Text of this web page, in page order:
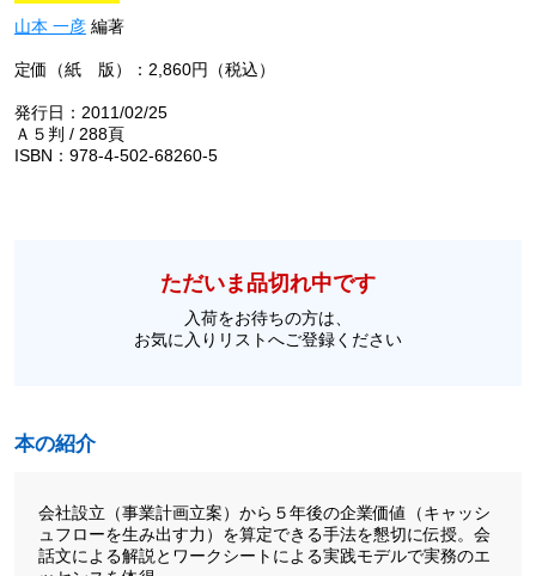
山本 一彦編著
定価（紙 版）：2,860円（税込）
発行日：2011/02/25
Ａ５判 / 288頁
ISBN：978-4-502-68260-5
ただいま品切れ中です
入荷をお待ちの方は、
お気に入りリストへご登録ください
本の紹介
会社設立（事業計画立案）から５年後の企業価値（キャッシ
ュフローを生み出す力）を算定できる手法を懇切に伝授。会
話文による解説とワークシートによる実践モデルで実務のエ